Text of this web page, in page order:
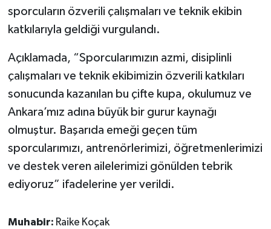
sporcuların özverili çalışmaları ve teknik ekibin
katkılarıyla geldiği vurgulandı.
Açıklamada, “Sporcularımızın azmi, disiplinli
çalışmaları ve teknik ekibimizin özverili katkıları
sonucunda kazanılan bu çifte kupa, okulumuz ve
Ankara’mız adına büyük bir gurur kaynağı
olmuştur. Başarıda emeği geçen tüm
sporcularımızı, antrenörlerimizi, öğretmenlerimizi
ve destek veren ailelerimizi gönülden tebrik
ediyoruz” ifadelerine yer verildi.
Muhabir: Raike Koçak